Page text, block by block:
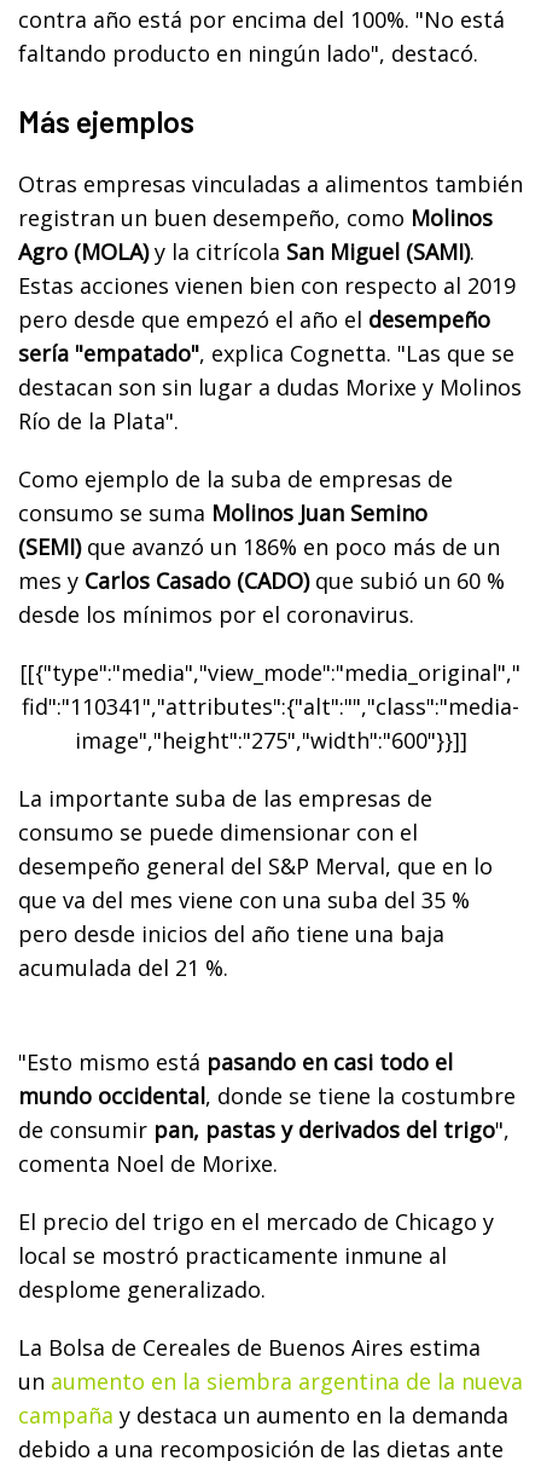
contra año está por encima del 100%. "No está
faltando producto en ningún lado", destacó.
Más ejemplos
Otras empresas vinculadas a alimentos también
registran un buen desempeño, como Molinos
Agro (MOLA)y la citrícola San Miguel (SAMI).
Estas acciones vienen bien con respecto al 2019
pero desde que empezó el año el desempeño
sería "empatado", explica Cognetta. "Las que se
destacan son sin lugar a dudas Morixe y Molinos
Río de la Plata".
Como ejemplo de la suba de empresas de
consumo se suma Molinos Juan Semino
(SEMI)que avanzó un 186% en poco más de un
mes y Carlos Casado (CADO)que subió un 60 %
desde los mínimos por el coronavirus.
[[{"type":"media","view_mode":"media_original","
fid":"110341","attributes":{"alt":"","class":"media-
image","height":"275","width":"600"}}]]
La importante suba de las empresas de
consumo se puede dimensionar con el
desempeño general del S&P Merval, que en lo
que va del mes viene con una suba del 35 %
pero desde inicios del año tiene una baja
acumulada del 21 %.
"Esto mismo está pasando en casi todo el
mundo occidental, donde se tiene la costumbre
de consumir pan, pastas y derivados del trigo",
comenta Noel de Morixe.
El precio del trigo en el mercado de Chicago y
local se mostró practicamente inmune al
desplome generalizado.
La Bolsa de Cereales de Buenos Aires estima
un aumento en la siembra argentina de la nueva
campaña y destaca un aumento en la demanda
debido a una recomposición de las dietas ante